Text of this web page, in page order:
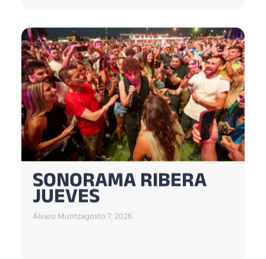
SONORAMA RIBERA
JUEVES
Álvaro Muntzagosto 7, 2026